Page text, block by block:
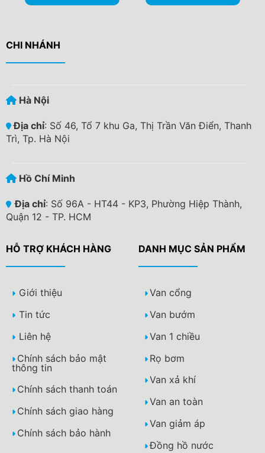
CHI NHÁNH
Hà Nội
Địa chỉ: Số 46, Tổ 7 khu Ga, Thị Trần Văn Điển, Thanh
Trì, Tp. Hà Nội
Hồ Chí Minh
Địa chỉ: Số 96A - HT44 - KP3, Phường Hiệp Thành,
Quận 12 - TP. HCM
HỖ TRỢ KHÁCH HÀNG DANH MỤC SẢN PHẨM
Giới thiệu
Tin tức
Liên hệ
Chính sách bảo mật
thông tin
Chính sách thanh toán
Chính sách giao hàng
Chính sách bảo hành
Van cổng
Van bướm
Van 1 chiều
Rọ bơm
Van xả khí
Van an toàn
Van giảm áp
Đồng hồ nước